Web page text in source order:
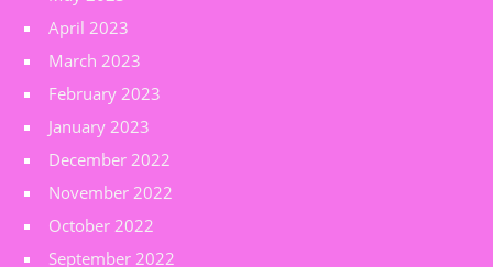
April 2023
March 2023
February 2023
January 2023
December 2022
November 2022
October 2022
September 2022